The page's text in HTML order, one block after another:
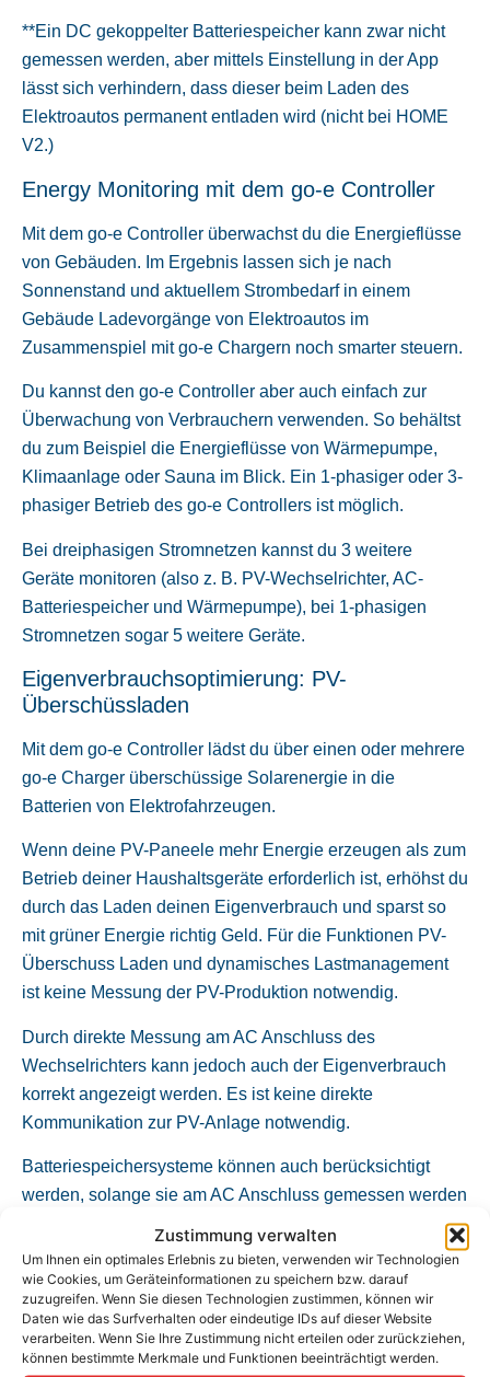
Zustimmung verwalten
Um Ihnen ein optimales Erlebnis zu bieten, verwenden wir Technologien
wie Cookies, um Geräteinformationen zu speichern bzw. darauf
zuzugreifen. Wenn Sie diesen Technologien zustimmen, können wir
Daten wie das Surfverhalten oder eindeutige IDs auf dieser Website
verarbeiten. Wenn Sie Ihre Zustimmung nicht erteilen oder zurückziehen,
können bestimmte Merkmale und Funktionen beeinträchtigt werden.
**Ein DC gekoppelter Batteriespeicher kann zwar nicht
gemessen werden, aber mittels Einstellung in der App
lässt sich verhindern, dass dieser beim Laden des
Elektroautos permanent entladen wird (nicht bei HOME
V2.)
Energy Monitoring mit dem go-e Controller
Mit dem go-e Controller überwachst du die Energieflüsse
von Gebäuden. Im Ergebnis lassen sich je nach
Sonnenstand und aktuellem Strombedarf in einem
Gebäude Ladevorgänge von Elektroautos im
Zusammenspiel mit go-e Chargern noch smarter steuern.
Du kannst den go-e Controller aber auch einfach zur
Überwachung von Verbrauchern verwenden. So behältst
du zum Beispiel die Energieflüsse von Wärmepumpe,
Klimaanlage oder Sauna im Blick. Ein 1-phasiger oder 3-
phasiger Betrieb des go-e Controllers ist möglich.
Bei dreiphasigen Stromnetzen kannst du 3 weitere
Geräte monitoren (also z. B. PV-Wechselrichter, AC-
Batteriespeicher und Wärmepumpe), bei 1-phasigen
Stromnetzen sogar 5 weitere Geräte.
Eigenverbrauchsoptimierung: PV-
Überschüssladen
Mit dem go-e Controller lädst du über einen oder mehrere
go-e Charger überschüssige Solarenergie in die
Batterien von Elektrofahrzeugen.
Wenn deine PV-Paneele mehr Energie erzeugen als zum
Betrieb deiner Haushaltsgeräte erforderlich ist, erhöhst du
durch das Laden deinen Eigenverbrauch und sparst so
mit grüner Energie richtig Geld. Für die Funktionen PV-
Überschuss Laden und dynamisches Lastmanagement
ist keine Messung der PV-Produktion notwendig.
Durch direkte Messung am AC Anschluss des
Wechselrichters kann jedoch auch der Eigenverbrauch
korrekt angezeigt werden. Es ist keine direkte
Kommunikation zur PV-Anlage notwendig.
Batteriespeichersysteme können auch berücksichtigt
werden, solange sie am AC Anschluss gemessen werden
Batterieanschluss ist keine direkte Messung der
Batterieleistung möglich). Du hast es in der Hand, ob
ausschließlich mit PV-Überschussstrom oder auch mit
Netzstrom geladen werden soll.